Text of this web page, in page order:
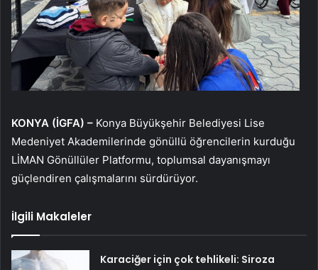
KONYA (İGFA) – Konya Büyükşehir Belediyesi Lise
Medeniyet Akademilerinde gönüllü öğrencilerin kurduğu
LİMAN Gönüllüler Platformu, toplumsal dayanışmayı
güçlendiren çalışmalarını sürdürüyor.
İlgili Makaleler
Karaciğer için çok tehlikeli: Siroza